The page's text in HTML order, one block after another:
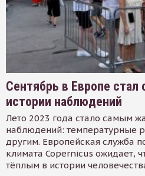
Сентябрь в Европе
истории наблюдений
Лето 2023 года стало самым
наблюдений: температурные
другим. Европейская служба
климата Copernicus ожидает,
тёплым в истории